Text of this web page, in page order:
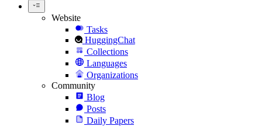
Website
Tasks
HuggingChat
Collections
Languages
Organizations
Community
Blog
Posts
Daily Papers